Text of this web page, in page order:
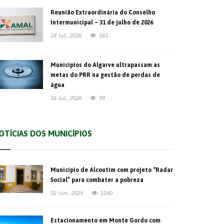
Reunião Extraordinária do Conselho
Intermunicipal – 31 de julho de 2026
24 Jul., 2026
163
Municípios do Algarve ultrapassam as
metas do PRR na gestão de perdas de
água
16 Jul., 2026
99
DOS MUNICÍPIOS
Município de Alcoutim com projeto “Radar
Social” para combater a pobreza
02 Jun., 2025
1140
Estacionamento em Monte Gordo com